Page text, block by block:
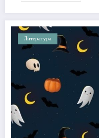
Литература